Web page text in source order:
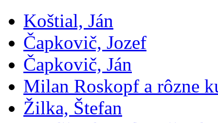
Koštial, Ján
Čapkovič, Jozef
Čapkovič, Ján
Milan Roskopf a rôzne
Žilka, Štefan